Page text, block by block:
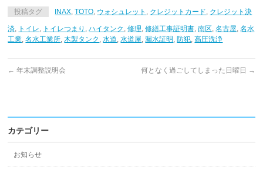
投稿タグ INAX,TOTO, ウォシュレット , クレジットカード, クレジット決
済, トイレ, トイレつまり ,ハイタンク ,修理,修繕工事証明書,南区,名古屋,名水
工業,名水工業所,木製タンク ,水道,水道屋,漏水証明 , 防犯,高圧洗浄
← 年末調整説明会 何となく過ごしてしまった日曜日 →
カテゴリー
お知らせ